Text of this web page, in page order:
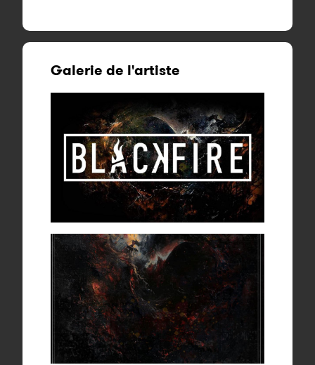
Galerie de l'artiste